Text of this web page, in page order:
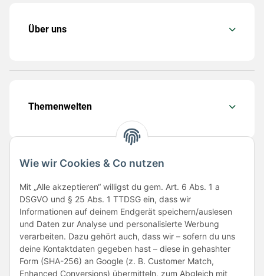
Wie wir Cookies & Co nutzen
Mit „Alle akzeptieren“ willigst du gem. Art. 6 Abs. 1 a
DSGVO und § 25 Abs. 1 TTDSG ein, dass wir
Informationen auf deinem Endgerät speichern/auslesen
und Daten zur Analyse und personalisierte Werbung
verarbeiten. Dazu gehört auch, dass wir – sofern du uns
deine Kontaktdaten gegeben hast – diese in gehashter
Form (SHA-256) an Google (z. B. Customer Match,
Enhanced Conversions) übermitteln, zum Abgleich mit
Über uns
Themenwelten
Folge uns